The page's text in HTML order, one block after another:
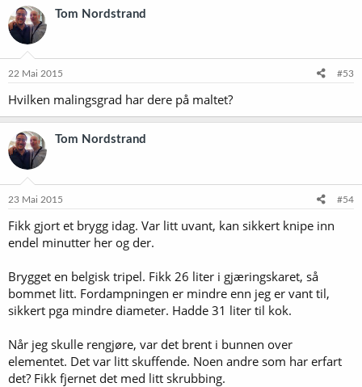
k
s
o
e
:
Tom Nordstrand
22 Mai 2015 #53
Hvilken malingsgrad har dere på maltet?
Tom Nordstrand
23 Mai 2015 #54
Fikk gjort et brygg idag. Var litt uvant, kan sikkert knipe inn
endel minutter her og der.
Brygget en belgisk tripel. Fikk 26 liter i gjæringskaret, så
bommet litt. Fordampningen er mindre enn jeg er vant til,
sikkert pga mindre diameter. Hadde 31 liter til kok.
Når jeg skulle rengjøre, var det brent i bunnen over
elementet. Det var litt skuffende. Noen andre som har erfart
det? Fikk fjernet det med litt skrubbing.